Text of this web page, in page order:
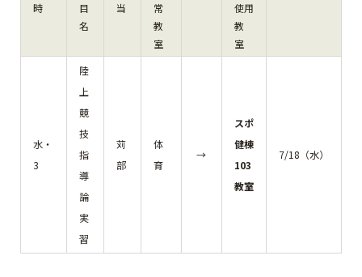
時
目
名
当
常
教
室
使用
教
室
水・
3
陸
上
競
技
指
導
論
実
習
苅
部
体
育
→
スポ
健棟
103
教室
7/18（水）